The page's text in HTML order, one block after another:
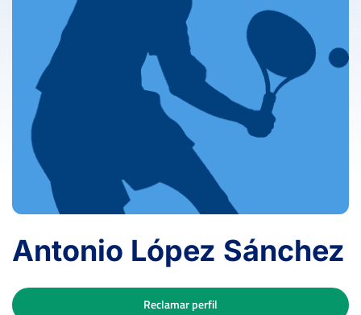
Antonio López Sánchez
Reclamar perfil